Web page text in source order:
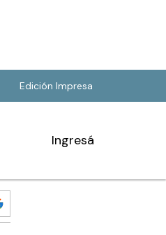
Edición Impresa
Ingresá